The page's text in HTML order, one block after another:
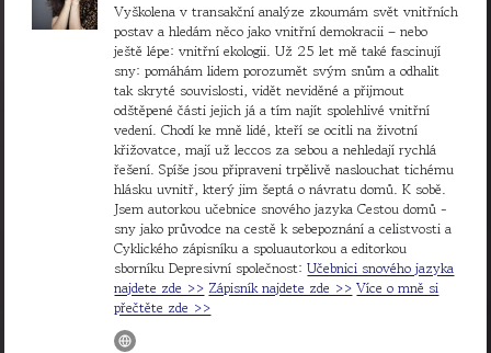
Vyškolena v transakční analýze zkoumám svět vnitřních
postav a hledám něco jako vnitřní demokracii – nebo
ještě lépe: vnitřní ekologii. Už 25 let mě také fascinují
sny: pomáhám lidem porozumět svým snům a odhalit
tak skryté souvislosti, vidět neviděné a přijmout
odštěpené části jejich já a tím najít spolehlivé vnitřní
vedení. Chodí ke mně lidé, kteří se ocitli na životní
křižovatce, mají už leccos za sebou a nehledají rychlá
řešení. Spíše jsou připraveni trpělivě naslouchat tichému
hlásku uvnitř, který jim šeptá o návratu domů. K sobě.
Jsem autorkou učebnice snového jazyka Cestou domů -
sny jako průvodce na cestě k sebepoznání a celistvosti a
Cyklického zápisníku a spoluautorkou a editorkou
sborníku Depresivní společnost:Učebnici snového jazyka
najdete zde >> Zápisník najdete zde >> Více o mně si
přečtěte zde >>